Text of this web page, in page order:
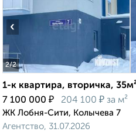
2/2
‹
1-к квартира, вторичка,
7 100 000 ₽ 204 100 ₽ за м²
ЖК Лобня-Сити, Колычева 7
Агентство, 31.07.2026